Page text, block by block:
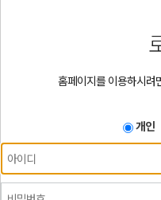
홈페이지를 이용하시려
개인